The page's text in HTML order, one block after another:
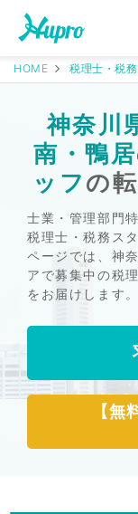
HOME 税理士・税
神奈川
南・鴨居
ッフの
士業・管理部門
税理士・税務ス
ページでは、神
アで募集中の税
をお届けします。
【無